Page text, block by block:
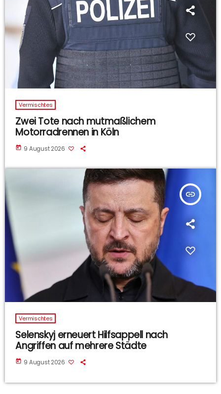
Vermischtes
Zwei Tote nach mutmaßlichem
Motorradrennen in Köln
today 9 August 2026
insert_link
Vermischtes
Selenskyj erneuert Hilfsappell nach
Angriffen auf mehrere Städte
today 9 August 2026